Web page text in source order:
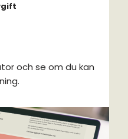
och se om du kan